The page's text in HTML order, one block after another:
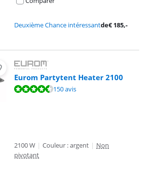
Deuxième Chance intéressantde€185,-
Eurom Partytent Heater 2100
10, basée sur 150 avis.150 avis
2100 W | Couleur : argent | Non
pivotant